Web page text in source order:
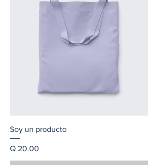
Soy un producto
Precio
Q 20.00